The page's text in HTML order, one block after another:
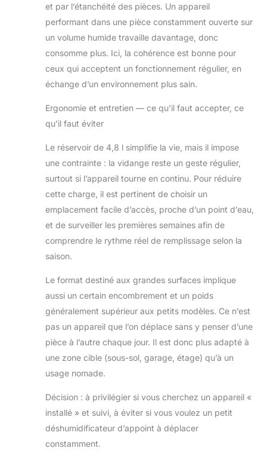
et par l’étanchéité des pièces. Un appareil
performant dans une pièce constamment ouverte sur
un volume humide travaille davantage, donc
consomme plus. Ici, la cohérence est bonne pour
ceux qui acceptent un fonctionnement régulier, en
échange d’un environnement plus sain.
Ergonomie et entretien — ce qu’il faut accepter, ce
qu’il faut éviter
Le réservoir de 4,8 l simplifie la vie, mais il impose
une contrainte : la vidange reste un geste régulier,
surtout si l’appareil tourne en continu. Pour réduire
cette charge, il est pertinent de choisir un
emplacement facile d’accès, proche d’un point d’eau,
et de surveiller les premières semaines afin de
comprendre le rythme réel de remplissage selon la
saison.
Le format destiné aux grandes surfaces implique
aussi un certain encombrement et un poids
généralement supérieur aux petits modèles. Ce n’est
pas un appareil que l’on déplace sans y penser d’une
pièce à l’autre chaque jour. Il est donc plus adapté à
une zone cible (sous-sol, garage, étage) qu’à un
usage nomade.
Décision : à privilégier si vous cherchez un appareil «
installé » et suivi, à éviter si vous voulez un petit
déshumidificateur d’appoint à déplacer
constamment.